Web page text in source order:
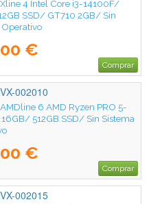
Xline 4 Intel Core i3-14100F/
SSD/ GT710 2GB/ Sin
Operativo
€
Comprar
002010
6 AMD Ryzen PRO 5-
512GB SSD/ Sin Sistema
€
Comprar
002015